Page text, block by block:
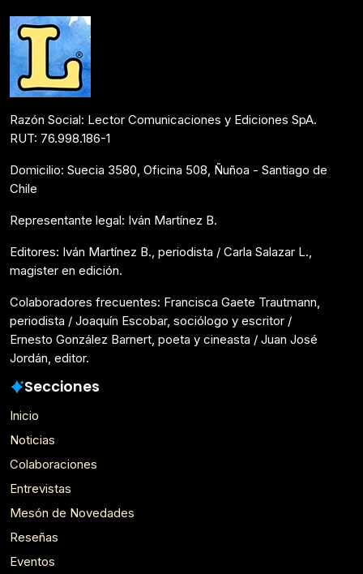
Razón Social: Lector Comunicaciones y Ediciones SpA.
RUT: 76.998.186-1
Domicilio: Suecia 3580, Oficina 508, Ñuñoa - Santiago de
Chile
Representante legal: Iván Martínez B.
Editores: Iván Martínez B., periodista / Carla Salazar L.,
magister en edición.
Colaboradores frecuentes: Francisca Gaete Trautmann,
periodista / Joaquín Escobar, sociólogo y escritor /
Ernesto González Barnert, poeta y cineasta / Juan José
Jordán, editor.
Secciones
Inicio
Noticias
Colaboraciones
Entrevistas
Mesón de Novedades
Reseñas
Eventos